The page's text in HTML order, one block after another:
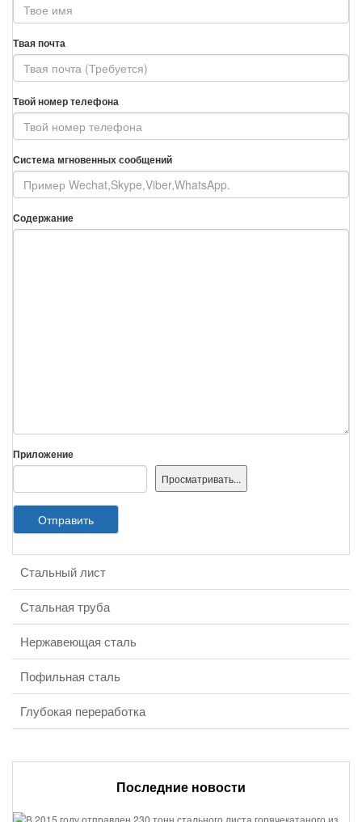
Твая почта
Твой номер телефона
Система мгновенных сообщений
Содержание
Приложение
Отправить
Стальный лист
Стальная труба
Нержавеющая сталь
Пофильная сталь
Глубокая переработка
Последние новости